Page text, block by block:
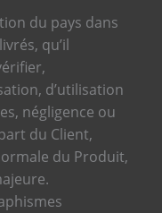
du pays dans
qu’il
d’utilisation
négligence ou
du Client,
du Produit,